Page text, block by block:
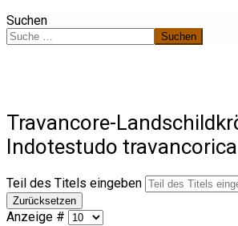
Suchen
Suchen
Travancore-
Indotestudo travancorica
Teil des Titels eingeben
Zurücksetzen
Anzeige #